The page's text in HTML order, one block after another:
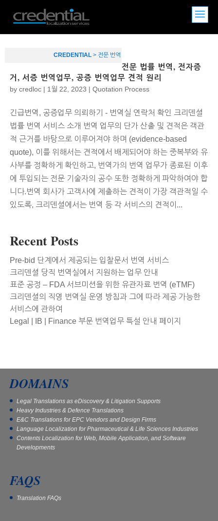
CREDENTIAL > 전문 번역
전문 법률 번역, 전자증
거, 서증 번역업무, 공증 번역업무 견적 원리
by credloc | 1월 22, 2023 | Quotation Process
긴급번역, 공증업무 의뢰하기 - 번역실 연락처 확인 크리덴셜
법률 번역 서비스 소개 번역 업무의 단가 산출 및 견적은 객관
적 근거를 바탕으로 이루어져야 하며 (evidence-based
quote), 이를 위해서는 견적에서 배제되어야 하는 중복부와 유
사부를 정확하게 확인하고, 번역가의 번역 업무가 종료된 이후
에 투입되는 전문 기술자의 공수 또한 정확하게 파악하여야 합
니다.번역 회사가 고객사에 제출하는 견적이 가장 객관적일 수
있도록, 크리덴셜에서는 번역 등 각 서비스의 견적이...
Recent Posts
Pre-bid 단계에서 제공되는 입찰문서 번역 서비스
크리덴셜 당직 번역실에서 지원하는 업무 안내
표준 공정 – FDA 서브미션을 위한 유관자료 번역 (eTMF)
크리덴셜의 직영 번역실 운영 방침과 그에 따라 제공 가능한
서비스에 관하여
Legal | IB | Finance 부문 번역업무 특설 안내 페이지
DOMAINS
Legal Translations as eDiscovery & Litigation Supports
Heavy Industries & Defence Translations
E&C Translations for EPC Vendors and Design Firms
Language Localization for Pharmaceutical & Life Sciences Industries
Contents Localization for Web, Mobile Application, and Software
Developments
FAQS
Translation FAQs